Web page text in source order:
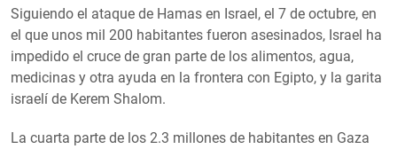
Siguiendo el ataque de Hamas en Israel, el 7 de octubre, en
el que unos mil 200 habitantes fueron asesinados, Israel ha
impedido el cruce de gran parte de los alimentos, agua,
medicinas y otra ayuda en la frontera con Egipto, y la garita
israelí de Kerem Shalom.
La cuarta parte de los 2.3 millones de habitantes en Gaza